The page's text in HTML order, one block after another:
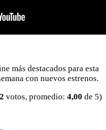
más destacados para esta
con nuevos estrenos.
2 votos, promedio: 4,00 de 5)